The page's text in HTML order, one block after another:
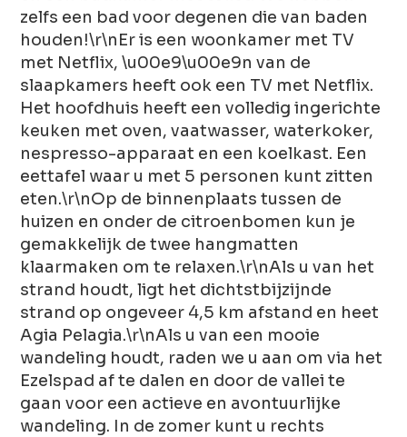
zelfs een bad voor degenen die van baden
houden!\r\nEr is een woonkamer met TV
met Netflix, \u00e9\u00e9n van de
slaapkamers heeft ook een TV met Netflix.
Het hoofdhuis heeft een volledig ingerichte
keuken met oven, vaatwasser, waterkoker,
nespresso-apparaat en een koelkast. Een
eettafel waar u met 5 personen kunt zitten
eten.\r\nOp de binnenplaats tussen de
huizen en onder de citroenbomen kun je
gemakkelijk de twee hangmatten
klaarmaken om te relaxen.\r\nAls u van het
strand houdt, ligt het dichtstbijzijnde
strand op ongeveer 4,5 km afstand en heet
Agia Pelagia.\r\nAls u van een mooie
wandeling houdt, raden we u aan om via het
Ezelspad af te dalen en door de vallei te
gaan voor een actieve en avontuurlijke
wandeling. In de zomer kunt u rechts